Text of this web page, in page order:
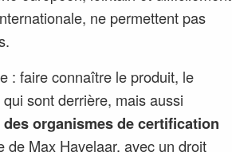
ne permettent pas
: faire connaître le produit, le
sont derrière, mais aussi
organismes de certification
de Max Havelaar, avec un droit